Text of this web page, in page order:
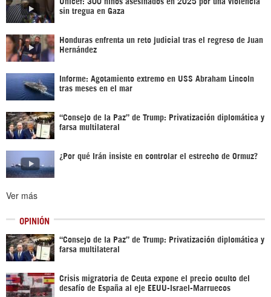
sin tregua en Gaza
Honduras enfrenta un reto judicial tras el regreso de Juan
Hernández
Informe: Agotamiento extremo en USS Abraham Lincoln
tras meses en el mar
“Consejo de la Paz” de Trump: Privatización diplomática y
farsa multilateral
¿Por qué Irán insiste en controlar el estrecho de Ormuz?
Ver más
OPINIÓN
“Consejo de la Paz” de Trump: Privatización diplomática y
farsa multilateral
Crisis migratoria de Ceuta expone el precio oculto del
desafío de España al eje EEUU-Israel-Marruecos